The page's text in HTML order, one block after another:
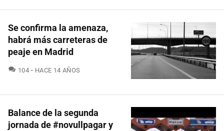
Se confirma la amenaza,
habrá más carreteras de
peaje en Madrid
104 COMENTARIOS
HACE 14 AÑOS
Balance de la segunda
jornada de #novullpagar y